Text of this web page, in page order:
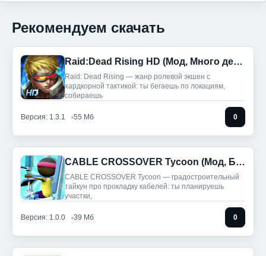
Рекомендуем скачать
Raid:Dead Rising HD (Мод, Много денег)
Raid: Dead Rising — жанр ролевой экшен с
хардкорной тактикой: ты бегаешь по локациям,
собираешь
Версия: 1.3.1 55 Мб 0
CABLE CROSSOVER Tycoon (Мод, Бесплатные награды)
CABLE CROSSOVER Tycoon — градостроительный
тайкун про прокладку кабелей: ты планируешь
участки,
Версия: 1.0.0 39 Мб 0